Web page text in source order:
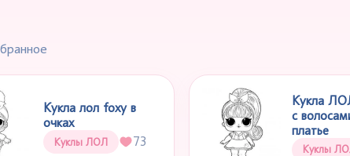
Кукла лол foxy в
очках
Куклы ЛОЛ 73
Кукла
с
платье
Куклы